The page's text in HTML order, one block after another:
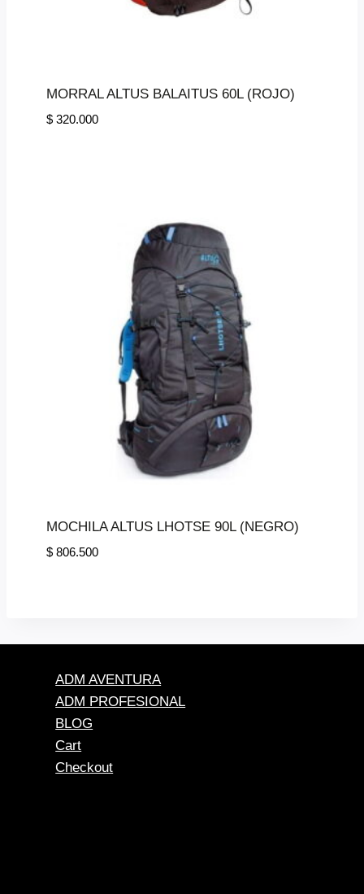
MORRAL ALTUS BALAITUS 60L (ROJO)
$320.000
MOCHILA ALTUS LHOTSE 90L (NEGRO)
$806.500
ADM AVENTURA
ADM PROFESIONAL
BLOG
Cart
Checkout